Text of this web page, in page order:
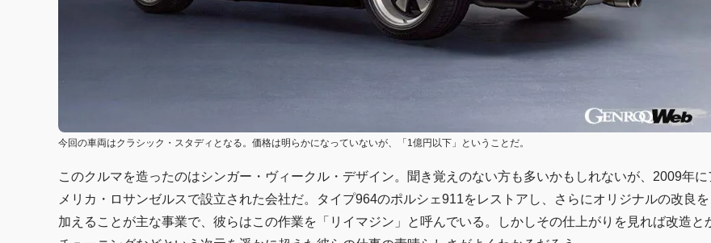
今回の車両はクラシック・スタディとなる。価格は明らかになっていないが、「1億円以下」ということだ。
このクルマを造ったのはシンガー・ヴィークル・デザイン。聞き覚えのない方も多いかもしれないが、2009年に
メリカ・ロサンゼルスで設立された会社だ。タイプ964のポルシェ911をレストアし、さらにオリジナルの改良を
加えることが主な事業で、彼らはこの作業を「リイマジン」と呼んでいる。しかしその仕上がりを見れば改造と